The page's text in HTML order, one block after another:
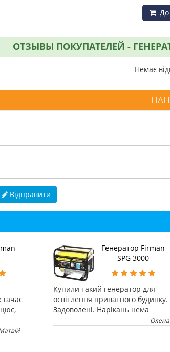
ОТЗЫВЫ ПОКУПАТЕЛЕЙ -
Немає
Відправити
Генератор Firman
SPG 3000
Купили такий генератор для
освітлення приватного будинку.
Задоволені. Нарікань нема
Олена